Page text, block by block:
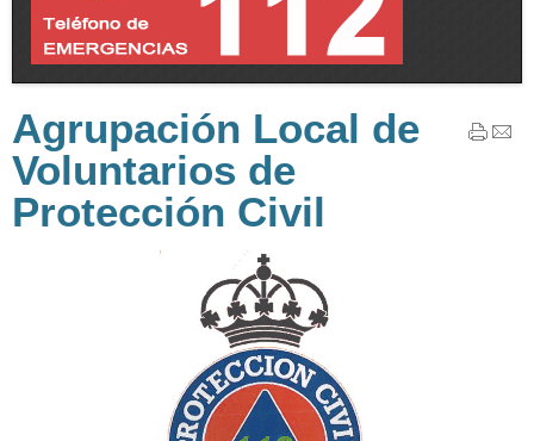
Agrupación Local de
Voluntarios de
Protección Civil